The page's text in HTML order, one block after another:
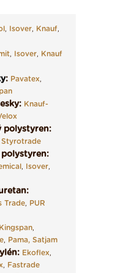
si izolaci a pak
klidně poptejte ›
, Isover, Knauf,
, Isover, Knauf
: Pavatex,
Knauf-
polystyren:
Styrotrade
polystyren:
, Isover,
Trade, PUR
Kingspan,
, Pama, Satjam
Ekoflex,
, Fastrade